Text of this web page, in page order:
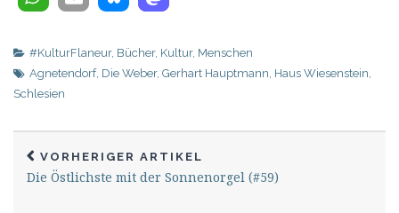
#KulturFlaneur, Bücher, Kultur, Menschen
Agnetendorf, Die Weber, Gerhart Hauptmann, Haus Wiesenstein,
Schlesien
VORHERIGER ARTIKEL
Die Östlichste mit der Sonnenorgel (#59)